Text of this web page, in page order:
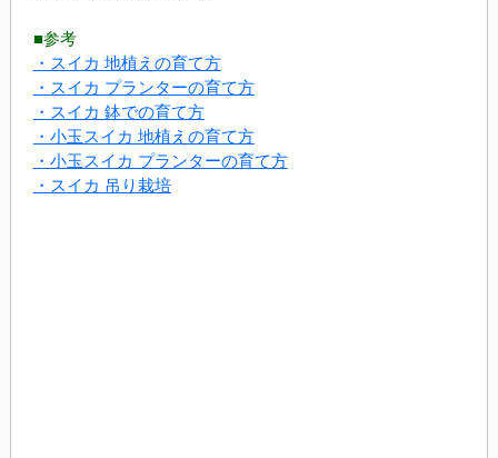
■参考
・スイカ 地植えの育て方
・スイカ プランターの育て方
・スイカ 鉢での育て方
・小玉スイカ 地植えの育て方
・小玉スイカ プランターの育て方
・スイカ 吊り栽培